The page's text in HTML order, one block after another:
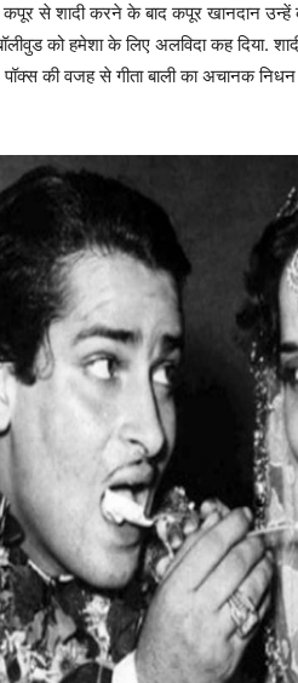
से शादी करने के बाद कपूर खानदान उन्हें
को हमेशा के लिए अलविदा कह दिया.
की वजह से गीता बाली का अचानक